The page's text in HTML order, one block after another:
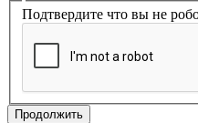
Подтвердите что вы не
Продолжить